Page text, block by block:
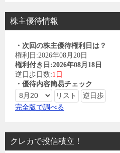
株主優待情報
・次回の株主優待権利日は？
権利日:2026年08月20日
権利付き日:2026年08月18日
逆日歩日数:1日
・優待内容簡易チェック
完全版で調べる
クレカで投信積立！